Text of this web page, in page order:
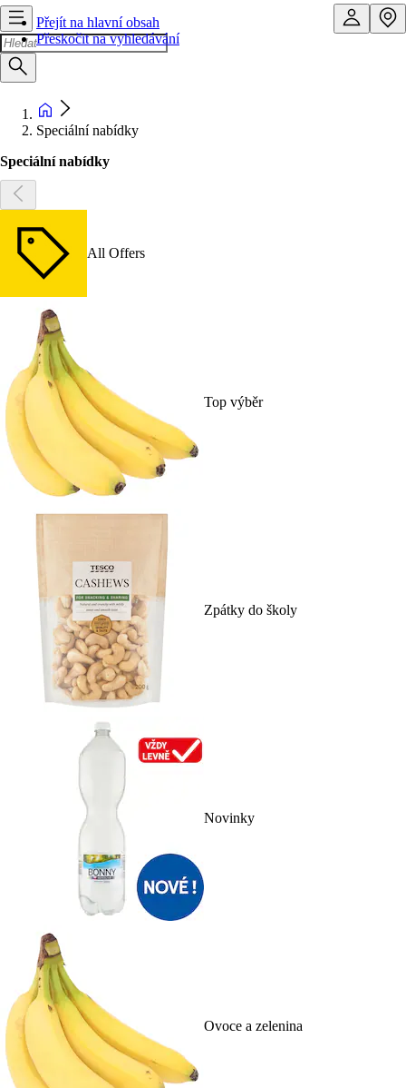
Přejít na hlavní obsah
Přeskočit na vyhledávání
Speciální nabídky
Speciální nabídky
All Offers
Top výběr
Zpátky do školy
Novinky
Ovoce a zelenina